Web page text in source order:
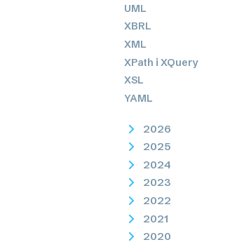
UML
XBRL
XML
XPath i XQuery
XSL
YAML
2026
2025
2024
2023
2022
2021
2020